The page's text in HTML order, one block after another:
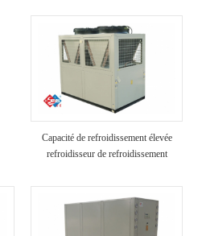
Capacité de refroidissement élevée
refroidisseur de refroidissement